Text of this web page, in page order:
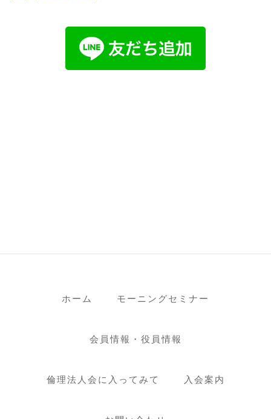
ホーム モーニングセミナー
会員情報・役員情報
倫理法人会に入ってみて 入会案内